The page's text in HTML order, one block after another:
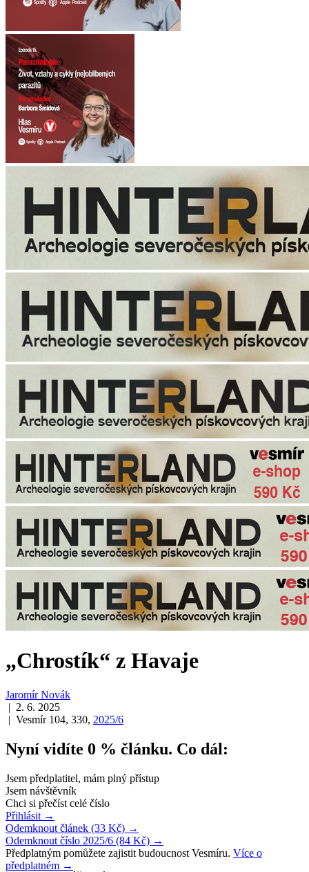
„Chrostík“ z Havaje
Jaromír Novák
| 2. 6. 2025
| Vesmír 104, 330, 2025/6
Nyní vidíte 0 % článku. Co dál:
Jsem předplatitel, mám plný přístup
Jsem návštěvník
Chci si přečíst celé číslo
Přihlásit →
Odemknout článek (33 Kč) →
Odemknout číslo 2025/6 (84 Kč) →
Předplatným pomůžete zajistit budoucnost Vesmíru. Více o
předplatném →